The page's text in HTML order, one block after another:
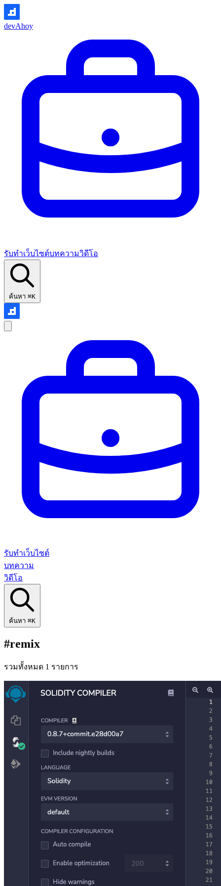
devAhoy
รับทำเว็บไซต์บทความวิดีโอ
ค้นหา ⌘K
รับทำเว็บไซต์
บทความ
วิดีโอ
ค้นหา ⌘K
#remix
รวมทั้งหมด 1 รายการ